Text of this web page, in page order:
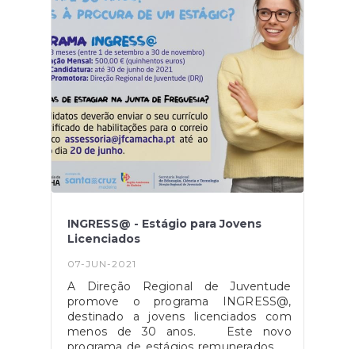
INGRESS@ - Estágio para Jovens
Licenciados
07-JUN-2021
A Direção Regional de Juventude
promove o programa INGRESS@,
destinado a jovens licenciados com
menos de 30 anos. Este novo